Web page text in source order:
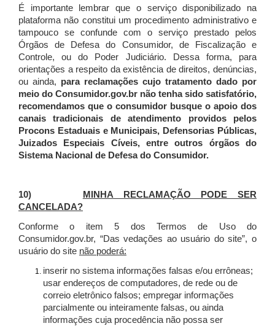
É importante lembrar que o serviço disponibilizado na
plataforma não constitui um procedimento administrativo e
tampouco se confunde com o serviço prestado pelos
Órgãos de Defesa do Consumidor, de Fiscalização e
Controle, ou do Poder Judiciário. Dessa forma, para
orientações a respeito da existência de direitos, denúncias,
ou ainda, para reclamações cujo tratamento dado por
meio do Consumidor.gov.br não tenha sido satisfatório,
recomendamos que o consumidor busque o apoio dos
canais tradicionais de atendimento providos pelos
Procons Estaduais e Municipais, Defensorias Públicas,
Juizados Especiais Cíveis, entre outros órgãos do
Sistema Nacional de Defesa do Consumidor.
10)
MINHA RECLAMAÇÃO PODE SER
CANCELADA?
Conforme o item 5 dos Termos de Uso do
Consumidor.gov.br, “Das vedações ao usuário do site”, o
usuário do site não poderá:
inserir no sistema informações falsas e/ou errôneas;
usar endereços de computadores, de rede ou de
correio eletrônico falsos; empregar informações
parcialmente ou inteiramente falsas, ou ainda
informações cuja procedência não possa ser